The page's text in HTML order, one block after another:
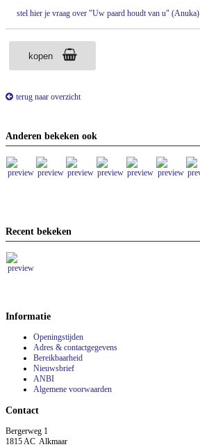
stel hier je vraag over "Uw paard houdt van u" (Anuka)
kopen
terug naar overzicht
Anderen bekeken ook
Recent bekeken
Informatie
Openingstijden
Adres & contactgegevens
Bereikbaarheid
Nieuwsbrief
ANBI
Algemene voorwaarden
Contact
Bergerweg 1
1815 AC Alkmaar